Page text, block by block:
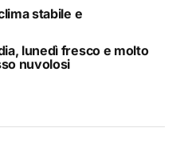
stabile e
lunedì fresco e molto
nuvolosi